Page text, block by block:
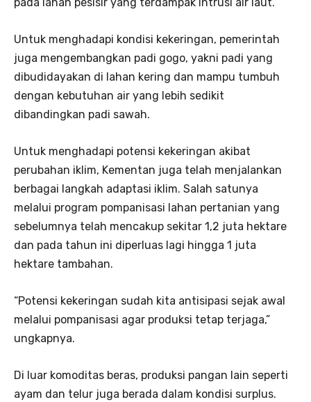
Untuk menghadapi kondisi kekeringan, pemerintah
juga mengembangkan padi gogo, yakni padi yang
dibudidayakan di lahan kering dan mampu tumbuh
dengan kebutuhan air yang lebih sedikit
dibandingkan padi sawah.
Untuk menghadapi potensi kekeringan akibat
perubahan iklim, Kementan juga telah menjalankan
berbagai langkah adaptasi iklim. Salah satunya
melalui program pompanisasi lahan pertanian yang
sebelumnya telah mencakup sekitar 1,2 juta hektare
dan pada tahun ini diperluas lagi hingga 1 juta
hektare tambahan.
“Potensi kekeringan sudah kita antisipasi sejak awal
melalui pompanisasi agar produksi tetap terjaga,”
ungkapnya.
Di luar komoditas beras, produksi pangan lain seperti
ayam dan telur juga berada dalam kondisi surplus.